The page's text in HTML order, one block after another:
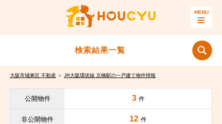
検索結果一覧
大阪市城東区 不動産 ＞ JR大阪環状線 京橋駅の一戸建て物件情報
公開物件 3 件
非公開物件 12 件